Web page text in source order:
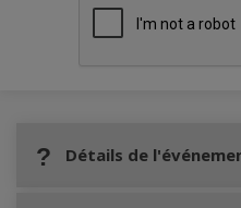
Détails de